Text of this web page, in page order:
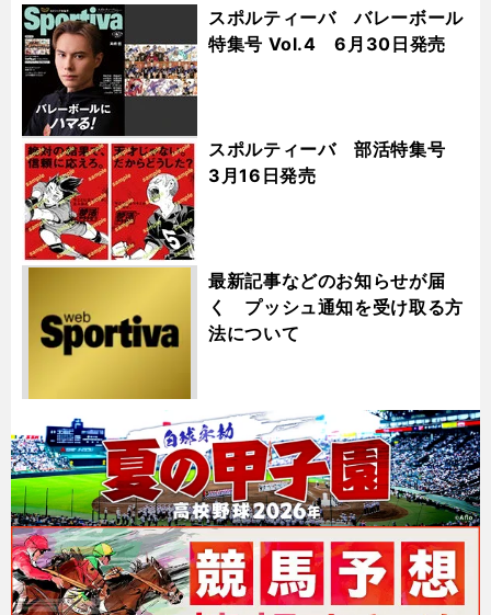
スポルティーバ バレーボール
特集号 Vol.4 6月30日発売
スポルティーバ 部活特集号
3月16日発売
最新記事などのお知らせが届
く プッシュ通知を受け取る方
法について